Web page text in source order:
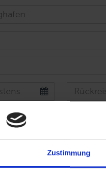
Zustimmung
Wünsche und Anzahl